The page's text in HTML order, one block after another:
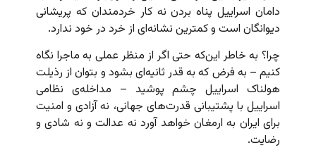
دامان اسراییل پناه بردن نه کار خردمندان که پریشانی
دیوانگان است و کمترین نشانه‌ای از خرد در خود ندارد.
چرا؟ به خاطر این‌که حتی اگر از منظر عملی به ماجرا نگاه
کنیم – به فرض که به قدر ثانیه‌ای بشود و بتوان از رذیلت
هولناک اسراییل چشم پوشید – مداخله‌ی نظامی
اسراییل با پشتیبانی قدرت‌های جهانی، نه آزادی و امنیت
برای ایران به ارمغان خواهد آورد نه عدالت و نه شادی و
رضایت.